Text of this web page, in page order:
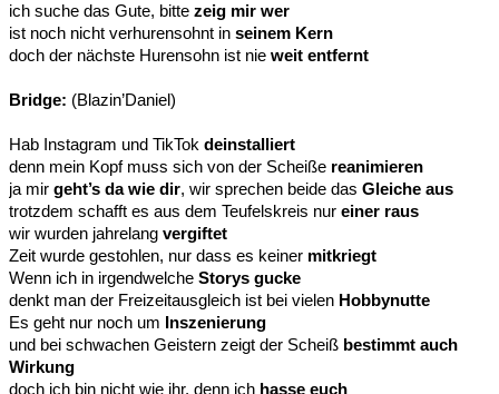
ich suche das Gute, bitte zeig mir wer
ist noch nicht verhurensohnt in seinem Kern
doch der nächste Hurensohn ist nie weit entfernt
Bridge: (Blazin’Daniel)
Hab Instagram und TikTok deinstalliert
denn mein Kopf muss sich von der Scheiße reanimieren
ja mir geht’s da wie dir, wir sprechen beide das Gleiche aus
trotzdem schafft es aus dem Teufelskreis nur einer raus
wir wurden jahrelang vergiftet
Zeit wurde gestohlen, nur dass es keiner mitkriegt
Wenn ich in irgendwelche Storys gucke
denkt man der Freizeitausgleich ist bei vielen Hobbynutte
Es geht nur noch um Inszenierung
und bei schwachen Geistern zeigt der Scheiß bestimmt auch
Wirkung
doch ich bin nicht wie ihr, denn ich hasse euch